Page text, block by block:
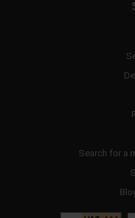
Search for a